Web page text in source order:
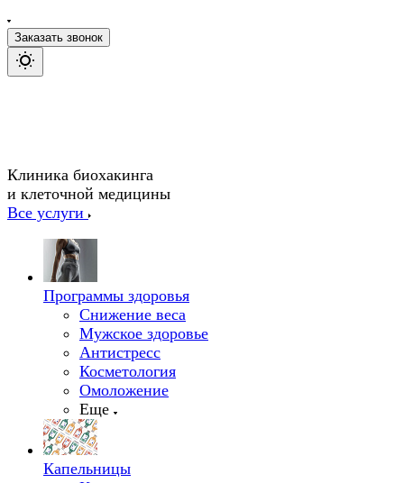
Заказать звонок
Клиника биохакинга
и клеточной медицины
Все услуги
Программы здоровья
Снижение веса
Мужское здоровье
Антистресс
Косметология
Омоложение
Еще
Капельницы